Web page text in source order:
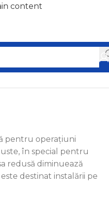
content
pentru operațiuni
în special pentru
redusă diminuează
destinat instalării pe